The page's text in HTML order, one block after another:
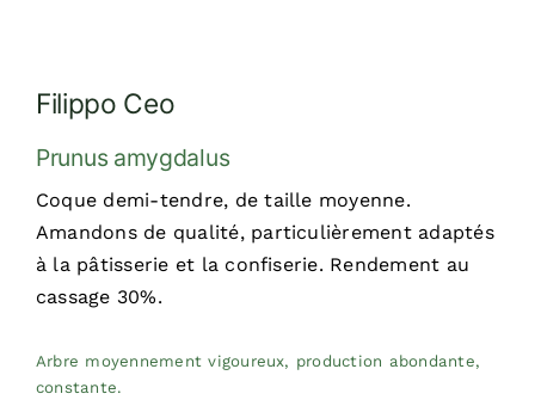
Filippo Ceo
Prunus amygdalus
Coque demi-tendre, de taille moyenne.
Amandons de qualité, particulièrement adaptés
à la pâtisserie et la confiserie. Rendement au
cassage 30%.
Arbre moyennement vigoureux, production abondante,
constante.